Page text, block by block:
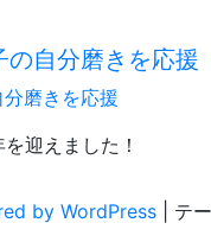
磨きを応援
迎えました！
by WordPress
テ